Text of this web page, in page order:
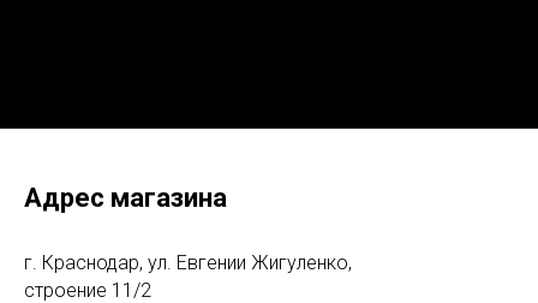
Адрес магазина
г. Краснодар, ул. Евгении Жигуленко,
строение 11/2